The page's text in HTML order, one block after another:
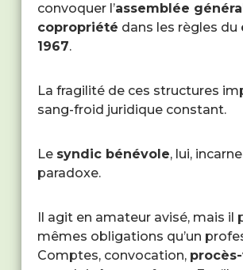
convoquer l’assemblée
copropriété dans les règles du
1967.
La fragilité de ces structures
sang-froid juridique constant.
Le syndic bénévole, lui,
paradoxe.
Il agit en amateur avisé, mais il
mêmes obligations qu’un
Comptes, convocation,